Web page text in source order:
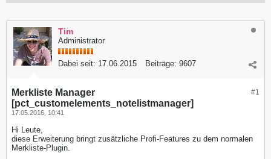
Tim
Administrator
Dabei seit: 17.06.2015 Beiträge: 9607
#1
Merkliste Manager
[pct_customelements_notelistmanager]
17.05.2016, 10:41
Hi Leute,
diese Erweiterung bringt zusätzliche Profi-Features zu dem normalen
Merkliste-Plugin.